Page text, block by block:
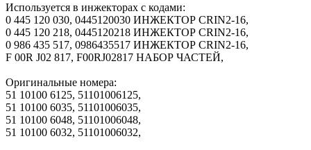
Используется в инжекторах с кодами:
0 445 120 030, 0445120030 ИНЖЕКТОР CRIN2-16,
0 445 120 218, 0445120218 ИНЖЕКТОР CRIN2-16,
0 986 435 517, 0986435517 ИНЖЕКТОР CRIN2-16,
F 00R J02 817, F00RJ02817 НАБОР ЧАСТЕЙ,
Оригинальные номера:
51 10100 6125, 51101006125,
51 10100 6035, 51101006035,
51 10100 6048, 51101006048,
51 10100 6032, 51101006032,